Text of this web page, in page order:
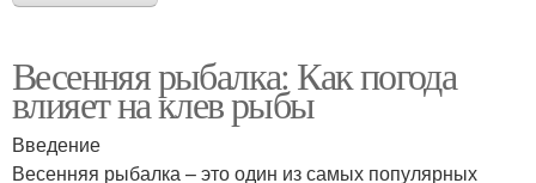
Весенняя рыбалка: Как погода
влияет на клев рыбы
Введение
Весенняя рыбалка – это один из самых популярных